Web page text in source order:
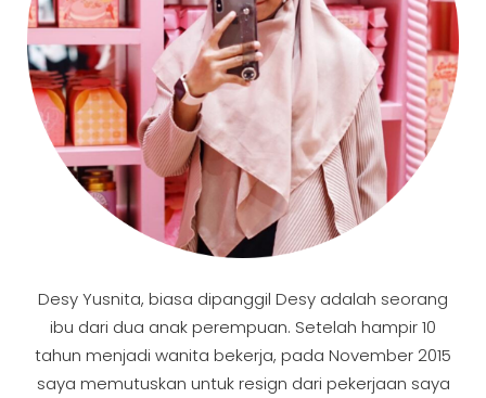
Desy Yusnita, biasa dipanggil Desy adalah seorang
ibu dari dua anak perempuan. Setelah hampir 10
tahun menjadi wanita bekerja, pada November 2015
saya memutuskan untuk resign dari pekerjaan saya